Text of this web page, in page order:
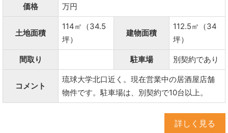
価格 万円
土地面積
114㎡（34.5
坪）
建物面積
112.5㎡（34
坪）
間取り 駐車場 別契約であり
コメント
琉球大学北口近く。現在営業中の居酒屋店舗
物件です。駐車場は、別契約で10台以上。
詳しく見る